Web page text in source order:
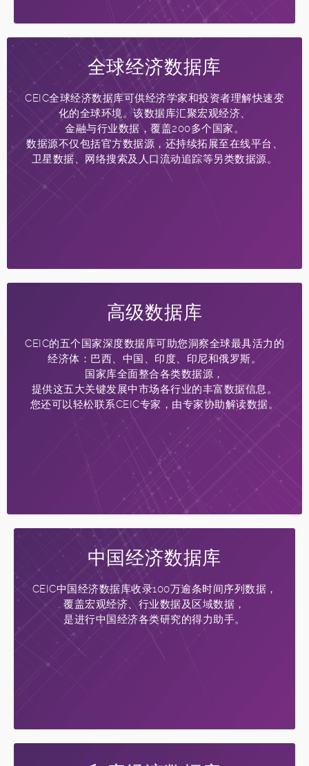
全球经济数据库
CEIC全球经济数据库可供经济学家和投资者理解快速变
化的全球环境。该数据库汇聚宏观经济、
金融与行业数据，覆盖200多个国家。
数据源不仅包括官方数据源，还持续拓展至在线平台、
卫星数据、网络搜索及人口流动追踪等另类数据源。
高级数据库
CEIC的五个国家深度数据库可助您洞察全球最具活力的
经济体：巴西、中国、印度、印尼和俄罗斯。
国家库全面整合各类数据源，
提供这五大关键发展中市场各行业的丰富数据信息。
您还可以轻松联系CEIC专家，由专家协助解读数据。
中国经济数据库
CEIC中国经济数据库收录100万逾条时间序列数据，
覆盖宏观经济、行业数据及区域数据，
是进行中国经济各类研究的得力助手。